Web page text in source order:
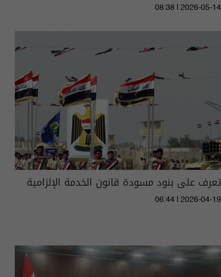
08:38 | 2026-05-14
تعرف على بنود مسودة قانون الخدمة الإلزامية
06:44 | 2026-04-19